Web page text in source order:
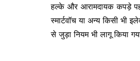
हल्के और आरामदायक कपड़े
स्मार्टवॉच या अन्य किसी भी
से जुड़ा नियम भी लागू किया